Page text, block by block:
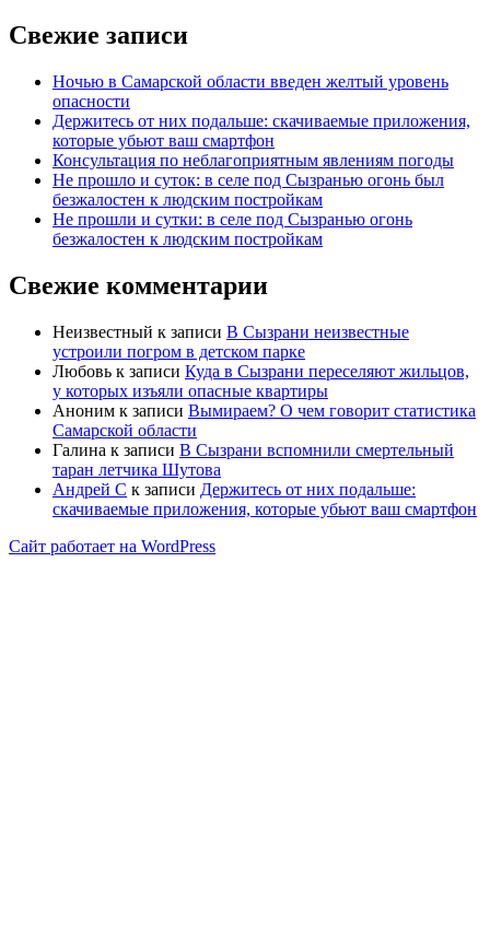
Свежие записи
Ночью в Самарской области введен желтый уровень
опасности
Держитесь от них подальше: скачиваемые приложения,
которые убьют ваш смартфон
Консультация по неблагоприятным явлениям погоды
Не прошло и суток: в селе под Сызранью огонь был
безжалостен к людским постройкам
Не прошли и сутки: в селе под Сызранью огонь
безжалостен к людским постройкам
Свежие комментарии
Неизвестный к записи В Сызрани неизвестные
устроили погром в детском парке
Любовь к записи Куда в Сызрани переселяют жильцов,
у которых изъяли опасные квартиры
Аноним к записи Вымираем? О чем говорит статистика
Самарской области
Галина к записи В Сызрани вспомнили смертельный
таран летчика Шутова
Андрей С к записи Держитесь от них подальше:
скачиваемые приложения, которые убьют ваш смартфон
Сайт работает на WordPress